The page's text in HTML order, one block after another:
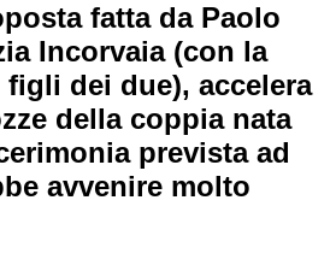
fatta da Paolo
Incorvaia (con la
dei due), accelera
della coppia nata
prevista ad
avvenire molto